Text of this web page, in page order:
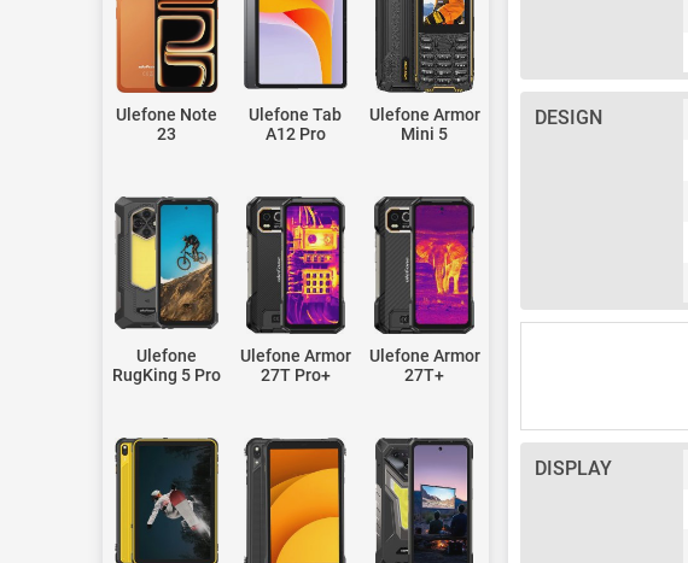
DESIGN
DISPLAY
Ulefone Note
23
Ulefone Tab
A12 Pro
Ulefone Armor
Mini 5
Ulefone
RugKing 5 Pro
Ulefone Armor
27T Pro+
Ulefone Armor
27T+